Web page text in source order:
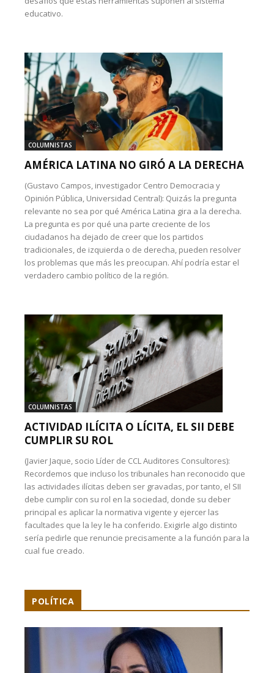
educativo.
COLUMNISTAS
AMÉRICA LATINA NO GIRÓ A LA DERECHA
(Gustavo Campos, investigador Centro Democracia y
Opinión Pública, Universidad Central): Quizás la pregunta
relevante no sea por qué América Latina gira a la derecha.
La pregunta es por qué una parte creciente de los
ciudadanos ha dejado de creer que los partidos
tradicionales, de izquierda o de derecha, pueden resolver
los problemas que más les preocupan. Ahí podría estar el
verdadero cambio político de la región.
COLUMNISTAS
ACTIVIDAD ILÍCITA O LÍCITA, EL SII DEBE
CUMPLIR SU ROL
(Javier Jaque, socio Líder de CCL Auditores Consultores):
Recordemos que incluso los tribunales han reconocido que
las actividades ilícitas deben ser gravadas, por tanto, el SII
debe cumplir con su rol en la sociedad, donde su deber
principal es aplicar la normativa vigente y ejercer las
facultades que la ley le ha conferido. Exigirle algo distinto
sería pedirle que renuncie precisamente a la función para la
cual fue creado.
POLÍTICA